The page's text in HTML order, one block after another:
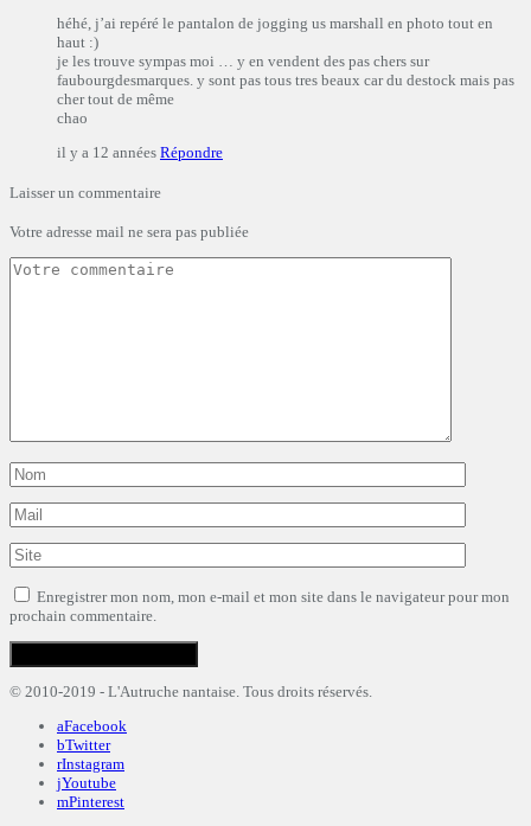
héhé, j’ai repéré le pantalon de jogging us marshall en photo tout en
haut :)
je les trouve sympas moi … y en vendent des pas chers sur
faubourgdesmarques. y sont pas tous tres beaux car du destock mais pas
cher tout de même
chao
il y a 12 années Répondre
Laisser un commentaire
Votre adresse mail ne sera pas publiée
Enregistrer mon nom, mon e-mail et mon site dans le navigateur pour mon
prochain commentaire.
© 2010-2019 - L'Autruche nantaise. Tous droits réservés.
Facebook
Twitter
Instagram
Youtube
Pinterest